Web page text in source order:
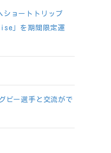
ショートトリップ
」を期間限定運
ビー選手と交流がで